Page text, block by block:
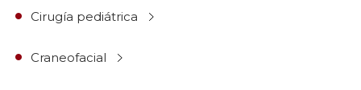
Cirugía pediátrica
Craneofacial